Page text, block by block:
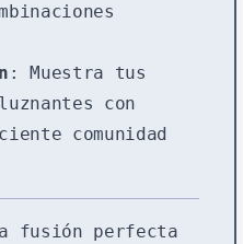
: Muestra tus
con
comunidad
fusión perfecta